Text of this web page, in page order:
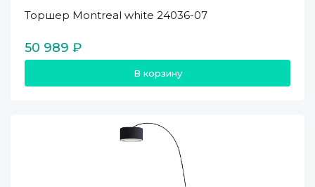
Торшер Montreal white 24036-07
50 989 ₽
В корзину